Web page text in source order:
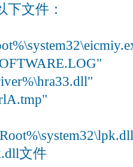
下文件：
文件